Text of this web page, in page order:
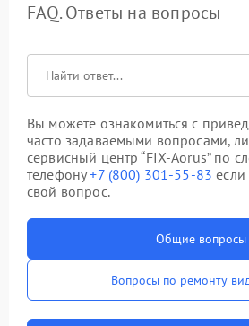
FAQ. Ответы на вопросы
Вы можете ознакомиться с
часто задаваемыми вопросами,
сервисный центр “FIX-Aorus” по
телефону+7 (800) 301-55-83
свой вопрос.
Общие вопросы
Вопросы по ремонту